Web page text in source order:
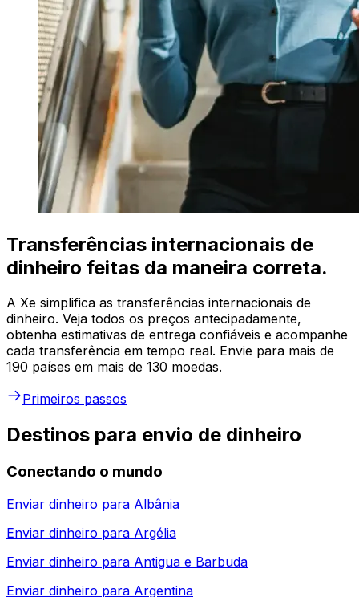
Transferências internacionais de
dinheiro feitas da maneira correta.
A Xe simplifica as transferências internacionais de
dinheiro. Veja todos os preços antecipadamente,
obtenha estimativas de entrega confiáveis e acompanhe
cada transferência em tempo real. Envie para mais de
190 países em mais de 130 moedas.
Primeiros passos
Destinos para envio de dinheiro
Conectando o mundo
Enviar dinheiro para Albânia
Enviar dinheiro para Argélia
Enviar dinheiro para Antigua e Barbuda
Enviar dinheiro para Argentina